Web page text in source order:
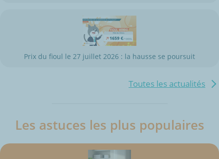
Prix du fioul le 27 juillet 2026 : la hausse se poursuit
Toutes les actualités
Les astuces les plus populaires